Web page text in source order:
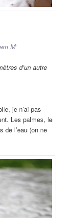
M’
d’un autre
je n’ai pas
Les palmes, le
de l’eau (on ne